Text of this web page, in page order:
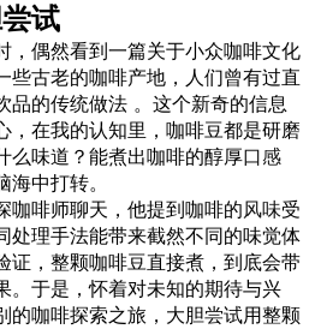
试
，偶然看到一篇关于小众咖啡文化
些古老的咖啡产地，人们曾有过直
品的传统做法 。这个新奇的信息
，在我的认知里，咖啡豆都是研磨
么味道？能煮出咖啡的醇厚口感
中打转。
咖啡师聊天，他提到咖啡的风味受
处理手法能带来截然不同的味觉体
证，整颗咖啡豆直接煮，到底会带
。于是，怀着对未知的期待与兴
的咖啡探索之旅，大胆尝试用整颗